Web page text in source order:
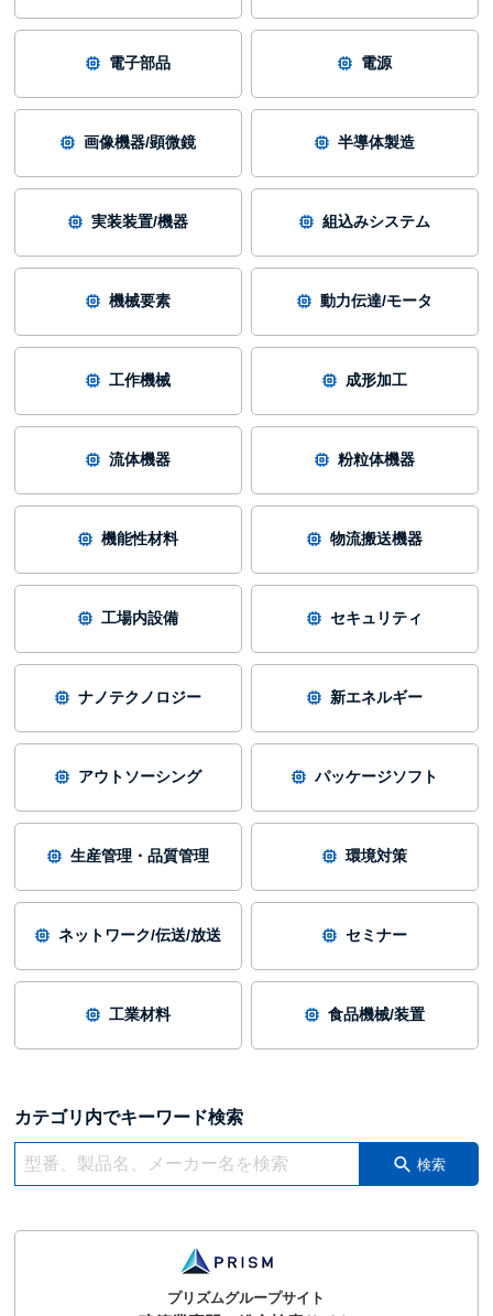
電子部品 電源
画像機器/顕微鏡 半導体製造
実装装置/機器 組込みシステム
機械要素 動力伝達/モータ
工作機械 成形加工
流体機器 粉粒体機器
機能性材料 物流搬送機器
工場内設備 セキュリティ
ナノテクノロジー 新エネルギー
アウトソーシング パッケージソフト
生産管理・品質管理 環境対策
ネットワーク/伝送/放送 セミナー
工業材料 食品機械/装置
カテゴリ内でキーワード検索
検索
プリズムグループサイト